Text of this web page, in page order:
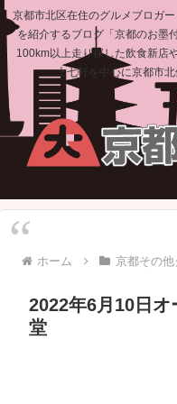
京都市北区在住のグルメブロガ
を紹介するブログ「京都のお墨
100km以上走り探した飲食新店
上七軒を中心に京都市
ホーム 京都その他
2022年6月10日
堂